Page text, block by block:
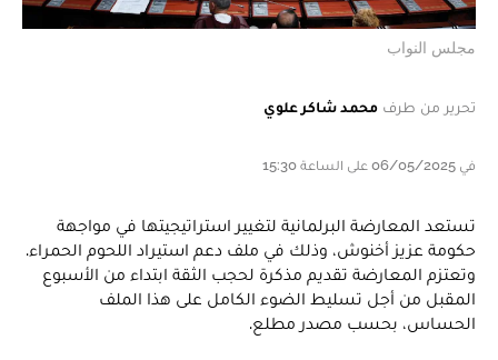
مجلس النواب
تحرير من طرف محمد شاكر علوي
في 06/05/2025 على الساعة 15:30
تستعد المعارضة البرلمانية لتغيير استراتيجيتها في مواجهة
حكومة عزيز أخنوش، وذلك في ملف دعم استيراد اللحوم الحمراء.
وتعتزم المعارضة تقديم مذكرة لحجب الثقة ابتداء من الأسبوع
المقبل من أجل تسليط الضوء الكامل على هذا الملف
الحساس، بحسب مصدر مطلع.